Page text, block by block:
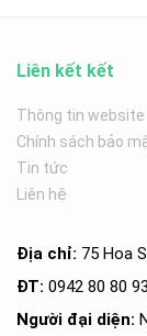
Liên kết kết
Thông tin website
Chính sách bảo
Tin tức
Liên hệ
Địa chỉ: 75 Hoa
ĐT: 0942 80 80 93
Người đại diện: